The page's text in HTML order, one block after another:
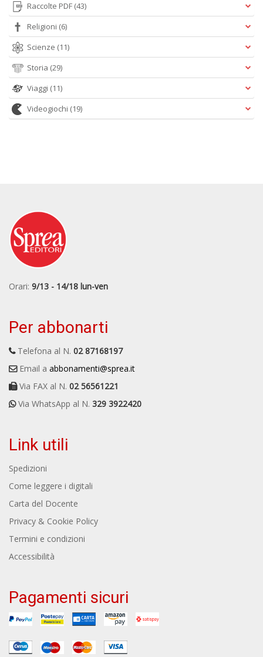
Raccolte PDF (43)
Religioni (6)
Scienze (11)
Storia (29)
Viaggi (11)
Videogiochi (19)
Orari: 9/13 - 14/18 lun-ven
Per abbonarti
Telefona al N. 02 87168197
Email a abbonamenti@sprea.it
Via FAX al N. 02 56561221
Via WhatsApp al N. 329 3922420
Link utili
Spedizioni
Come leggere i digitali
Carta del Docente
Privacy & Cookie Policy
Termini e condizioni
Accessibilità
Pagamenti sicuri